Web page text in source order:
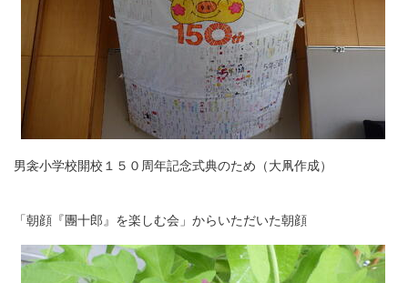
男衾小学校開校１５０周年記念式典のため（大凧作成）
「朝顔『團十郎』を楽しむ会」からいただいた朝顔